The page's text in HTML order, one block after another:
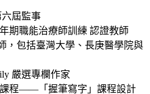
屆監事
期職能治療師訓練 認證教師
，包括臺灣大學、長庚醫學院與
嚴選專欄作家
程——「握筆寫字」課程設計